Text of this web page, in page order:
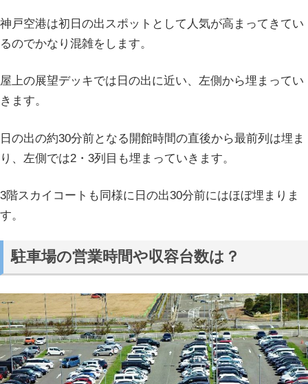
神戸空港は初日の出スポットとして人気が高まってきてい
るのでかなり混雑をします。
屋上の展望デッキでは日の出に近い、左側から埋まってい
きます。
日の出の約30分前となる開館時間の直後から最前列は埋ま
り、左側では2・3列目も埋まっていきます。
3階スカイコートも同様に日の出30分前にはほぼ埋まりま
す。
駐車場の営業時間や収容台数は？